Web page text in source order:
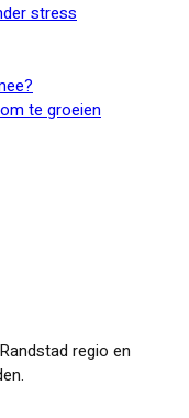
stress
te groeien
regio en